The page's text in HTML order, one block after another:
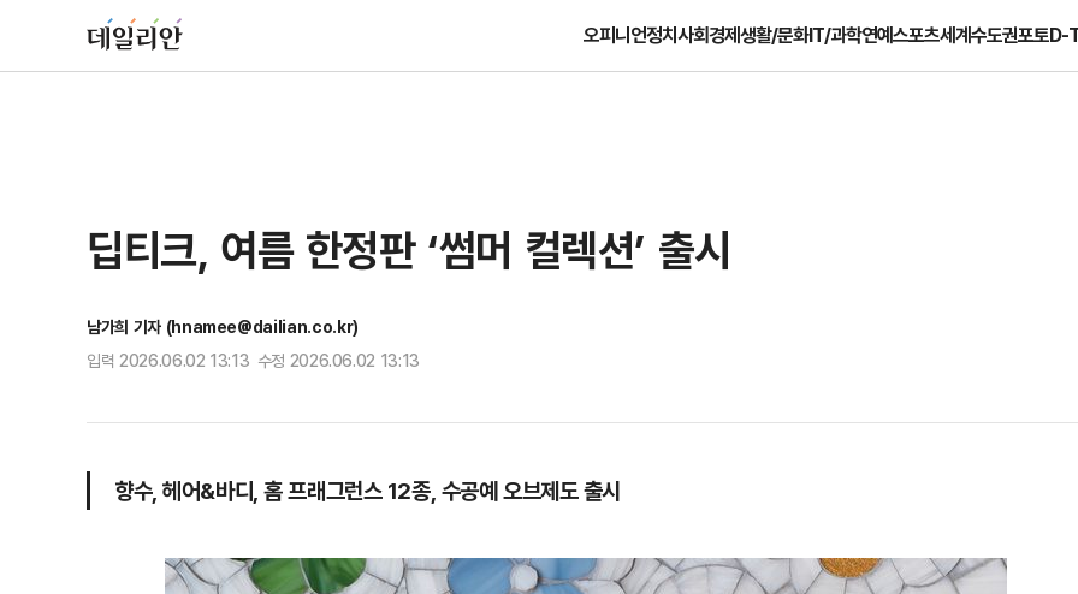
오피니언정치사회경제생활/문화IT/과학연예스포츠세계수도권포토D-
딥티크, 여름 한정판 ‘썸머 컬렉션’ 출시
남가희 기자 (hnamee@dailian.co.kr)
입력 2026.06.02 13:13 수정 2026.06.02 13:13
향수, 헤어&바디, 홈 프래그런스 12종, 수공예 오브제도 출시